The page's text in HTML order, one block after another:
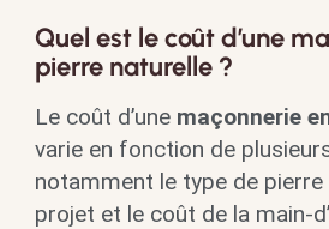
Quel est le coût d’une
pierre naturelle ?
Le coût d’une maçonnerie
varie en fonction de
notamment le type de pierre
projet et le coût de la main-